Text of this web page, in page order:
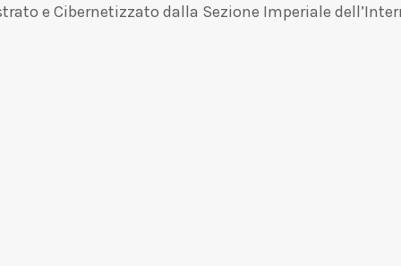
e Cibernetizzato dalla Sezione Imperiale